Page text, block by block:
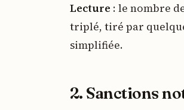
Lecture : le nombre
triplé, tiré par
simplifiée.
2. Sanctions